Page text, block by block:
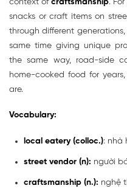
context ofcraftsmanship.
snacks or craft items on
through different generations,
same time giving unique
the same way, road-side
home-cooked food for years,
are.
Vocabulary:
local eatery (colloc.): nhà
street vendor (n): người
craftsmanship (n.): nghệ